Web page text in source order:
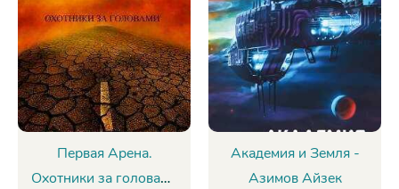
Первая Арена.
Охотники за головами
Академия и Земля -
Азимов Айзек